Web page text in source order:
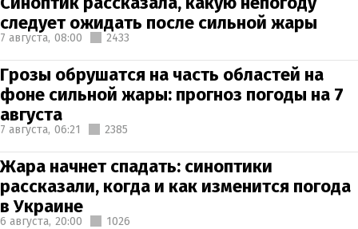
следует ожидать после сильной жары
7 августа, 08:00 2433
Грозы обрушатся на часть областей на
фоне сильной жары: прогноз погоды на 7
августа
7 августа, 06:21 2385
Жара начнет спадать: синоптики
рассказали, когда и как изменится погода
в Украине
6 августа, 20:00 1026